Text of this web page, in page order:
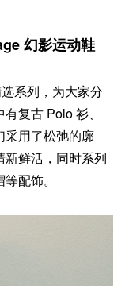
幻影运动鞋
系列，为大家分
复古 Polo 衫、
采用了松弛的廓
鲜活，同时系列
配饰。